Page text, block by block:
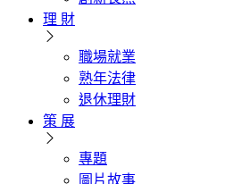
理 財
職場就業
熟年法律
退休理財
策 展
專題
圖片故事